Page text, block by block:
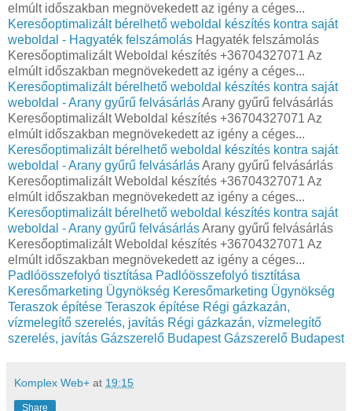
elmúlt időszakban megnövekedett az igény a céges...
Keresőoptimalizált bérelhető weboldal készítés kontra saját
weboldal - Hagyaték felszámolás Hagyaték felszámolás
Keresőoptimalizált Weboldal készítés +36704327071 Az
elmúlt időszakban megnövekedett az igény a céges...
Keresőoptimalizált bérelhető weboldal készítés kontra saját
weboldal - Arany gyűrű felvásárlásArany gyűrű felvásárlás
Keresőoptimalizált Weboldal készítés +36704327071 Az
elmúlt időszakban megnövekedett az igény a céges...
Keresőoptimalizált bérelhető weboldal készítés kontra saját
weboldal - Arany gyűrű felvásárlásArany gyűrű felvásárlás
Keresőoptimalizált Weboldal készítés +36704327071 Az
elmúlt időszakban megnövekedett az igény a céges...
Keresőoptimalizált bérelhető weboldal készítés kontra saját
weboldal - Arany gyűrű felvásárlásArany gyűrű felvásárlás
Keresőoptimalizált Weboldal készítés +36704327071 Az
elmúlt időszakban megnövekedett az igény a céges...
Padlóösszefolyó tisztítása Padlóösszefolyó tisztítása
Keresőmarketing Ügynökség Keresőmarketing Ügynökség
Teraszok építése Teraszok építése Régi gázkazán,
vízmelegítő szerelés, javítás Régi gázkazán, vízmelegítő
szerelés, javítás Gázszerelő Budapest Gázszerelő Budapest
Komplex Web+ at 19:15
Share